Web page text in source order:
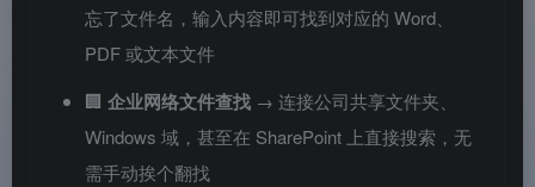
忘了文件名，输入内容即可找到对应的 Word、
PDF 或文本文件
🏢 企业网络文件查找 → 连接公司共享文件夹、
Windows 域，甚至在 SharePoint 上直接搜索，无
需手动挨个翻找